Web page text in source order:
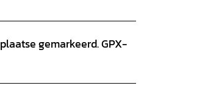
gemarkeerd. GPX-